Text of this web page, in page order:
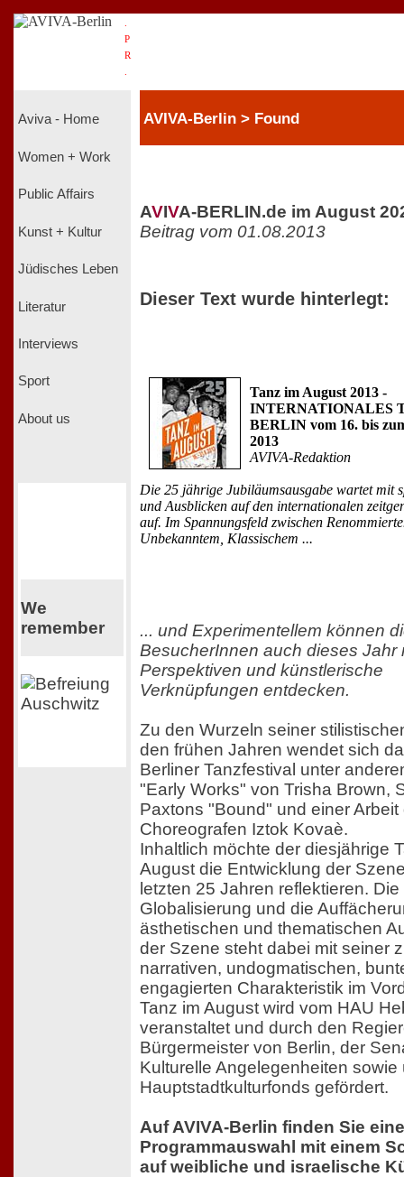
P
R
Aviva - Home
Women + Work
Public Affairs
Kunst + Kultur
Jüdisches Leben
Literatur
Interviews
Sport
About us
We
remember
AVIVA-Berlin > Found
AVIVA-BERLIN.de im August
Beitrag vom 01.08.2013
Dieser Text wurde hinterlegt:
Tanz im August 2013 -
INTERNATIONALES
BERLIN vom 16. bis
2013
AVIVA-Redaktion
Die 25 jährige Jubiläumsausgabe wartet mit
und Ausblicken auf den internationalen
auf. Im Spannungsfeld zwischen
Unbekanntem, Klassischem ...
... und Experimentellem können
BesucherInnen auch dieses Jahr
Perspektiven und künstlerische
Verknüpfungen entdecken.
Zu den Wurzeln seiner
den frühen Jahren wendet sich
Berliner Tanzfestival unter
"Early Works" von Trisha Brown,
Paxtons "Bound" und einer Arbeit
Choreografen Iztok Kovaè.
Inhaltlich möchte der diesjährige
August die Entwicklung der
letzten 25 Jahren reflektieren. Die
Globalisierung und die
ästhetischen und thematischen
der Szene steht dabei mit seiner
narrativen, undogmatischen,
engagierten Charakteristik im
Tanz im August wird vom HAU
veranstaltet und durch den
Bürgermeister von Berlin, der
Kulturelle Angelegenheiten sowie
Hauptstadtkulturfonds gefördert.
Auf AVIVA-Berlin finden Sie eine
Programmauswahl mit einem
auf weibliche und israelische